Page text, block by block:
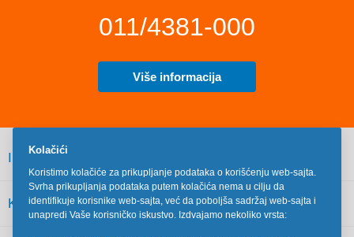
011/4381-000
Više informacija
INFORMACIJE
KORISNIČKI SERVIS
Kolačići
Koristimo kolačiće za prikupljanje podataka o korišćenju web-sajta.
Svrha prikupljanja podataka putem kolačića nema u cilju da
identifikuje korisnike web-sajta, već da poboljša sadržaj web-sajta i
unapredi Vaše korisničko iskustvo. Izdvajamo nekoliko vrsta: